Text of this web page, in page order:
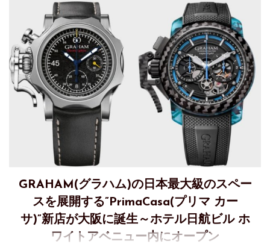
GRAHAM(グラハム)の日本最大級のスペー
スを展開する”PrimaCasa(プリマ カー
サ)”新店が大阪に誕生～ホテル日航ビル ホ
ワイトアベニュー内にオープン